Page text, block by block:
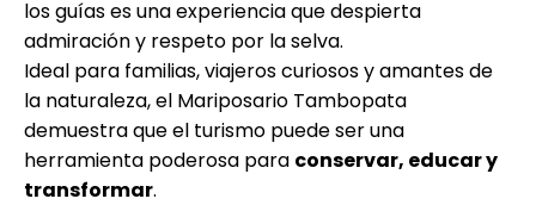
los guías es una experiencia que despierta
admiración y respeto por la selva.
Ideal para familias, viajeros curiosos y amantes de
la naturaleza, el Mariposario Tambopata
demuestra que el turismo puede ser una
herramienta poderosa para conservar, educar y
transformar.